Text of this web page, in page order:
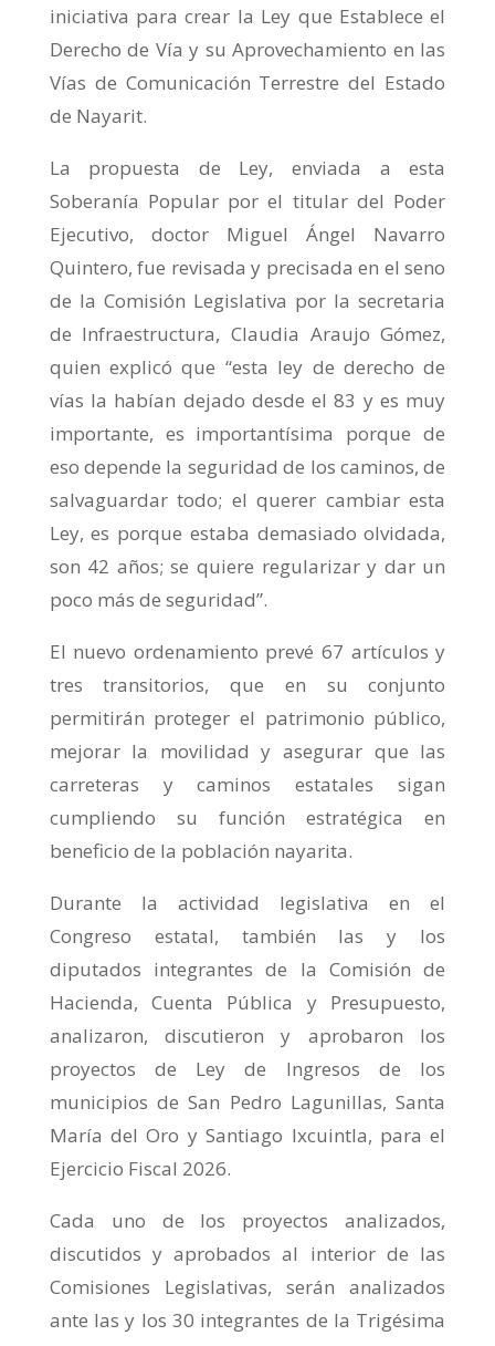
iniciativa para crear la Ley que Establece el
Derecho de Vía y su Aprovechamiento en las
Vías de Comunicación Terrestre del Estado
de Nayarit.
La propuesta de Ley, enviada a esta
Soberanía Popular por el titular del Poder
Ejecutivo, doctor Miguel Ángel Navarro
Quintero, fue revisada y precisada en el seno
de la Comisión Legislativa por la secretaria
de Infraestructura, Claudia Araujo Gómez,
quien explicó que “esta ley de derecho de
vías la habían dejado desde el 83 y es muy
importante, es importantísima porque de
eso depende la seguridad de los caminos, de
salvaguardar todo; el querer cambiar esta
Ley, es porque estaba demasiado olvidada,
son 42 años; se quiere regularizar y dar un
poco más de seguridad”.
El nuevo ordenamiento prevé 67 artículos y
tres transitorios, que en su conjunto
permitirán proteger el patrimonio público,
mejorar la movilidad y asegurar que las
carreteras y caminos estatales sigan
cumpliendo su función estratégica en
beneficio de la población nayarita.
Durante la actividad legislativa en el
Congreso estatal, también las y los
diputados integrantes de la Comisión de
Hacienda, Cuenta Pública y Presupuesto,
analizaron, discutieron y aprobaron los
proyectos de Ley de Ingresos de los
municipios de San Pedro Lagunillas, Santa
María del Oro y Santiago Ixcuintla, para el
Ejercicio Fiscal 2026.
Cada uno de los proyectos analizados,
discutidos y aprobados al interior de las
Comisiones Legislativas, serán analizados
ante las y los 30 integrantes de la Trigésima